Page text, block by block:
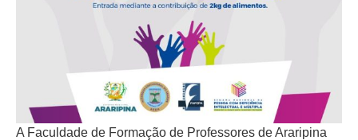
A Faculdade de Formação de Professores de Araripina